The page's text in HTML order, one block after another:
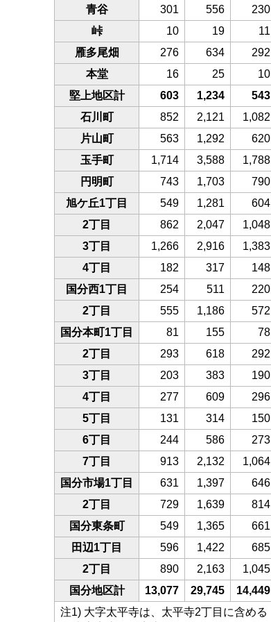
青谷 301 556 230
峠
10 19 11
雁多尾畑
276 634 292
本堂
16 25 10
堅上地区計
603 1,234 543
石川町
852 2,121 1,082
片山町
563 1,292 620
玉手町
1,714 3,588 1,788
円明町
743 1,703 790
旭ケ丘1丁目
549 1,281 604
2丁目
862 2,047 1,048
3丁目
1,266 2,916 1,383
4丁目
182 317 148
国分西1丁目
254 511 220
2丁目
555 1,186 572
国分本町1丁目
81 155 78
2丁目
293 618 292
3丁目
203 383 190
4丁目
277 609 296
5丁目
131 314 150
6丁目
244 586 273
7丁目
913 2,132 1,064
国分市場1丁目
631 1,397 646
2丁目
729 1,639 814
国分東条町
549 1,365 661
田辺1丁目
596 1,422 685
2丁目
890 2,163 1,045
国分地区計
13,077 29,745 14,449
注1) 大字太平寺は、太平寺2丁目に含める